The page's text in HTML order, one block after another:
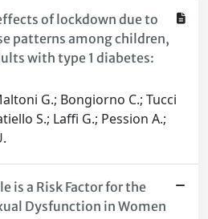
of lockdown due to
patterns among children,
with type 1 diabetes:
G.; Bongiorno C.; Tucci
S.; Laffi G.; Pession A.;
is a Risk Factor for the
Dysfunction in Women